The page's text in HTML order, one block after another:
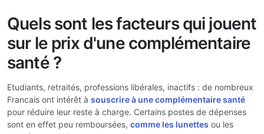
Quels sont les facteurs qui jouent
sur le prix d'une complémentaire
santé ?
Etudiants, retraités, professions libérales, inactifs : de nombreux
Francais ont intérêt à souscrire à une complémentaire santé
pour réduire leur reste à charge. Certains postes de dépenses
sont en effet peu remboursées, comme les lunettes ou les